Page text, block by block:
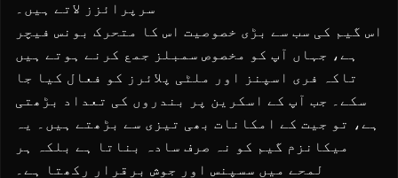
سرپرائزز لاتے ہیں۔
اس گیم کی سب سے بڑی خصوصیت اس کا متحرک بونس فیچر
ہے، جہاں آپ کو مخصوص سمبلز جمع کرنے ہوتے ہیں
تاکہ فری اسپنز اور ملٹی پلائرز کو فعال کیا جا
سکے۔ جب آپ کے اسکرین پر بندروں کی تعداد بڑھتی
ہے، تو جیت کے امکانات بھی تیزی سے بڑھتے ہیں۔ یہ
میکانزم گیم کو نہ صرف سادہ بناتا ہے بلکہ ہر
لمحے میں سسپنس اور جوش برقرار رکھتا ہے۔